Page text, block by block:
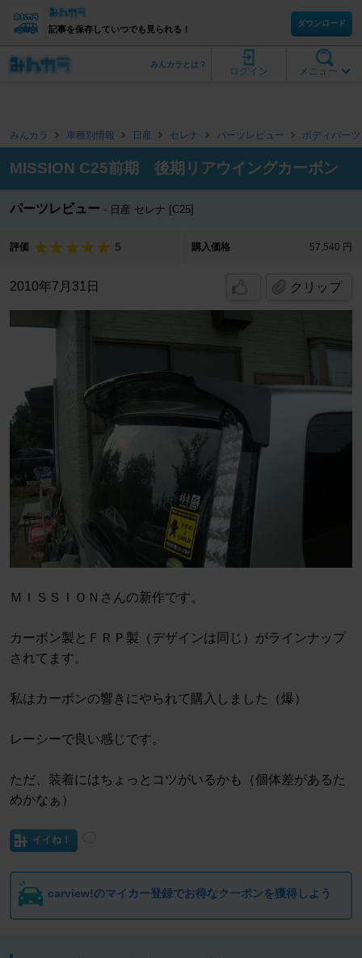
記事を保存していつでも見られる！
ダウンロード
メニュー
ログイン
みんカラとは？
みんカラ 車種別情報 日産 セレナ パーツレビュー ボディパーツ
MISSION C25前期 後期リアウイングカーボン
パーツレビュー 日産 セレナ [C25]
評価 5 購入価格 57,540 円
2010年7月31日 クリップ
ＭＩＳＳＩＯＮさんの新作です。
カーボン製とＦＲＰ製（デザインは同じ）がラインナップ
されてます。
私はカーボンの響きにやられて購入しました（爆）
レーシーで良い感じです。
ただ、装着にはちょっとコツがいるかも（個体差があるた
めかなぁ）
イイね！
carview!のマイカー登録でお得なクーポンを獲得しよう